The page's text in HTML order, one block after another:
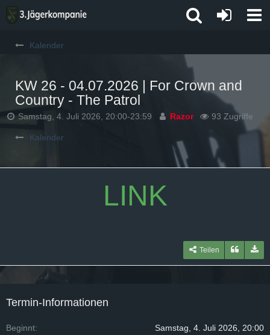
Kalender
KW 26 - 04.07.2026 | For Crown and
Country - The Patrol
Samstag, 4. Juli 2026, 20:00-23:59 Razor 93 Zugriffe
Kalender
LINK
Teilen
Termin-Informationen
Beginnt
Samstag, 4. Juli 2026, 20:00